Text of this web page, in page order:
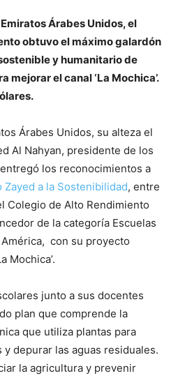
Árabes Unidos, el
obtuvo el máximo galardón
y humanitario de
mejorar el canal ‘La Mochica’.
Árabes Unidos, su alteza el
Al Nahyan, presidente de los
los reconocimientos a
Zayed a la Sostenibilidad, entre
Colegio de Alto Rendimiento
de la categoría Escuelas
con su proyecto
Mochica’.
junto a sus docentes
plan que comprende la
que utiliza plantas para
depurar las aguas residuales.
la agricultura y prevenir